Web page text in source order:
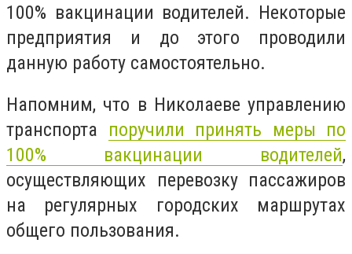
100% вакцинации водителей. Некоторые
предприятия и до этого проводили
данную работу самостоятельно.
Напомним, что в Николаеве управлению
транспорта поручили принять меры по
100% вакцинации водителей,
осуществляющих перевозку пассажиров
на регулярных городских маршрутах
общего пользования.